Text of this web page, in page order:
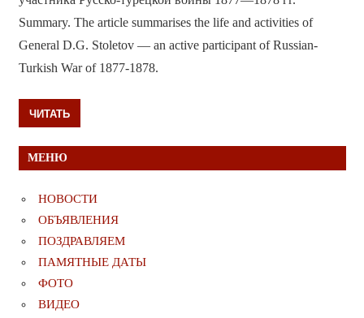
Summary. The article summarises the life and activities of
General D.G. Stoletov — an active participant of Russian-
Turkish War of 1877-1878.
ЧИТАТЬ
МЕНЮ
НОВОСТИ
ОБЪЯВЛЕНИЯ
ПОЗДРАВЛЯЕМ
ПАМЯТНЫЕ ДАТЫ
ФОТО
ВИДЕО